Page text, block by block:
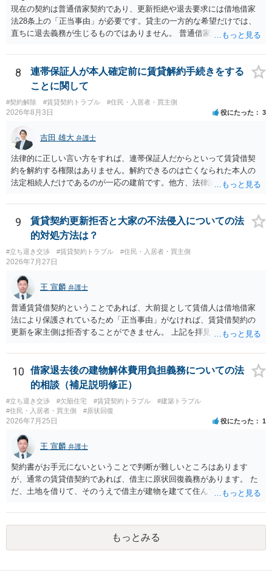
現在の契約は普通借家契約であり、更新拒絶や退去要求には借地借家
法28条上の「正当事由」が必要です。貸主の一方的な希望だけでは、
直ちに退去義務が生じるものではありません。 普通借家契約から定期
新たな定期借家契約を締結する形になりますが、これは任意の合意が
前提であり、借主が同意しなければ成立しません。 12年間の居住実
績、子どもの学校や地域とのつながり、転居費用の準備が困難な事情
などは、借主側の強い居住継続の必要性として正当事由判断において
重視される要素ですので、貸主側にかなり具体的な事情と立退料など
がない限り、更新拒絶が認められるハードルは一般的に高いと考えら
れます。 建物が未登記であること自体は、賃貸借契約の有効性を直ち
に否定するものではなく、引渡しがされていれば賃貸借の効力は原則
有効とされています。 今後の交渉では、①現在は普通借家契約が継続
しており定期借家への変更に合意していないこと、②貸主側の事情
（誰が所有者で誰が実際に住む予定か等）を具体的に書面で説明して
ほしいこと、③自分たちの居住継続の必要性を丁寧に伝えること、を
基本方針としたうえで、仮に一定時期の退去を検討する場合には、立
退料・引越費用・原状回復費用負担などの条件を明確にした書面を作
成することが重要です。 契約書では、更新条項・解除条項・期間の定
め・定期借家に関する記載の有無、これまでの更新時の合意内容
（「今回で最後」などの文言）が、借主不利な特約として無効になり
得るかどうかも含めて検討ポイントになりますので、署名押印前に内
容を十分に確認し、不明点は弁護士に相談することをおすすめしま
す。
8
連帯保証人が本人確定前に賃貸解約手続きをする
ことに関して
#契約解除 #賃貸契約トラブル #住民・入居者・買主側
2026年8月3日 役にたった 3
吉田 雄大 弁護士
法律的に正しい言い方をすれば、連帯保証人だからといって賃貸借契
約を解約する権限はありません。解約できるのは亡くなられた本人の
法定相続人だけであるのが一応の建前です。他方、法律論はさてお
する動機づけがなくなります。 今回進められつつある手続はあくまで
も、建物を賃貸人に一日も早く明け渡すための便宜的方法として理解
するのが良いと思います。またその方法で進めた方が、連帯保証人で
あるお知り合いさんにとっても、自身の経済的負担を最小限に食い止
められるため望ましいやり方だといえます。
9
賃貸契約更新拒否と大家の不法侵入についての法
的対処方法は？
#立ち退き交渉 #賃貸契約トラブル #住民・入居者・買主側
2026年7月27日
王 宣麟 弁護士
普通賃貸借契約ということであれば、大前提として賃借人は借地借家
法により保護されているため「正当事由」がなければ、賃貸借契約の
更新を家主側は拒否することができません。 上記を拝見する限り、通
定期確認させてもらないこと」が直ちに正当事由に当たるとは思えま
せんので、更新拒絶を拒否される方向性でよろしいかと存じます。 そ
の交渉の中で、一定の金銭をもらえれば退去には応じる旨交渉をして
みるのはいかがでしょうか。 過去に賃借人の許可なく無断で賃貸人が
入室する行為自体は不法行為となり、また刑事的にも住居侵入罪が成
立する可能性がありますので、これを理由に一定の金銭賠償を求める
10
借家退去後の建物解体費用負担義務についての法
的相談（補足説明修正）
#立ち退き交渉 #欠陥住宅 #賃貸契約トラブル
#建築トラブル
#住民・入居者・買主側
#原状回復
2026年7月25日 役にたった 1
王 宣麟 弁護士
契約書がお手元にないということで判断が難しいところはあります
が、通常の賃貸借契約であれば、借主に原状回復義務があります。 た
だ、土地を借りて、そのうえで借主が建物を建てて住んでいたケース
であれば、建物を収去して土地を明渡す義務は原則生じないはずで
す。 その後、建物を平屋に立て替えた場合であっても、貸主の承諾を
得ているのであれば、単純に費用を捻出した側に平屋の所有権が帰属
する、という話になるわけでもないように思います。 そのため、現
もっとみる